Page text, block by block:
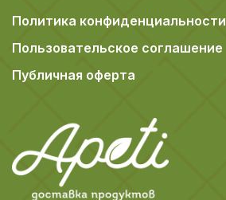
Политика конфиденциальности
Пользовательское соглашение
Публичная оферта